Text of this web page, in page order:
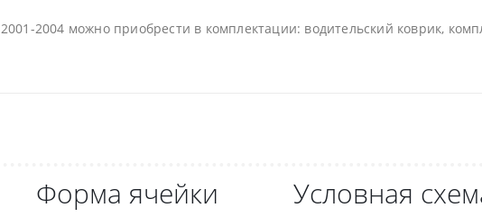
2004 можно приобрести в комплектации: водительский коврик,
Форма ячейки Условная